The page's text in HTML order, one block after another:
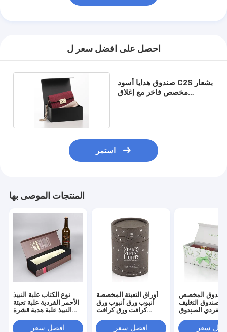
احصل على افضل سعر ل
صندوق هدايا أسود C2S بشعار
مخصص فاخر مع إغلاق
استمر
المنتجات الموصى بها
نوع الكتاب علبة النبيذ
الأحمر الفردية علبة تعبئة
النبيذ علبة هدية قشرة
الرمادي افضل سعر
أوراق التعبئة المخصصة
أنبوب ورق أنبوب ورق
كرافت ورق كرافت
جميلة ملصق التعبئة
افضل سعر
المخصص
الصندوق التغليف
الفردي الصندوق
الصندوق الورقي
سعر